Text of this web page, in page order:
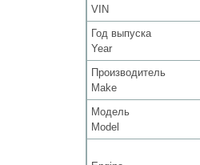
VIN
Год выпуска
Year
Производитель
Make
Модель
Model